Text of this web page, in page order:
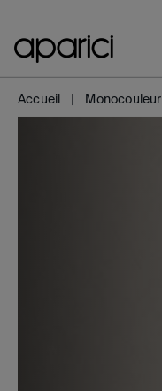
Accueil Monocouleur